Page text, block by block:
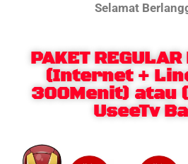
Selamat
PAKET
(Internet +
300Menit) atau
UseeTv